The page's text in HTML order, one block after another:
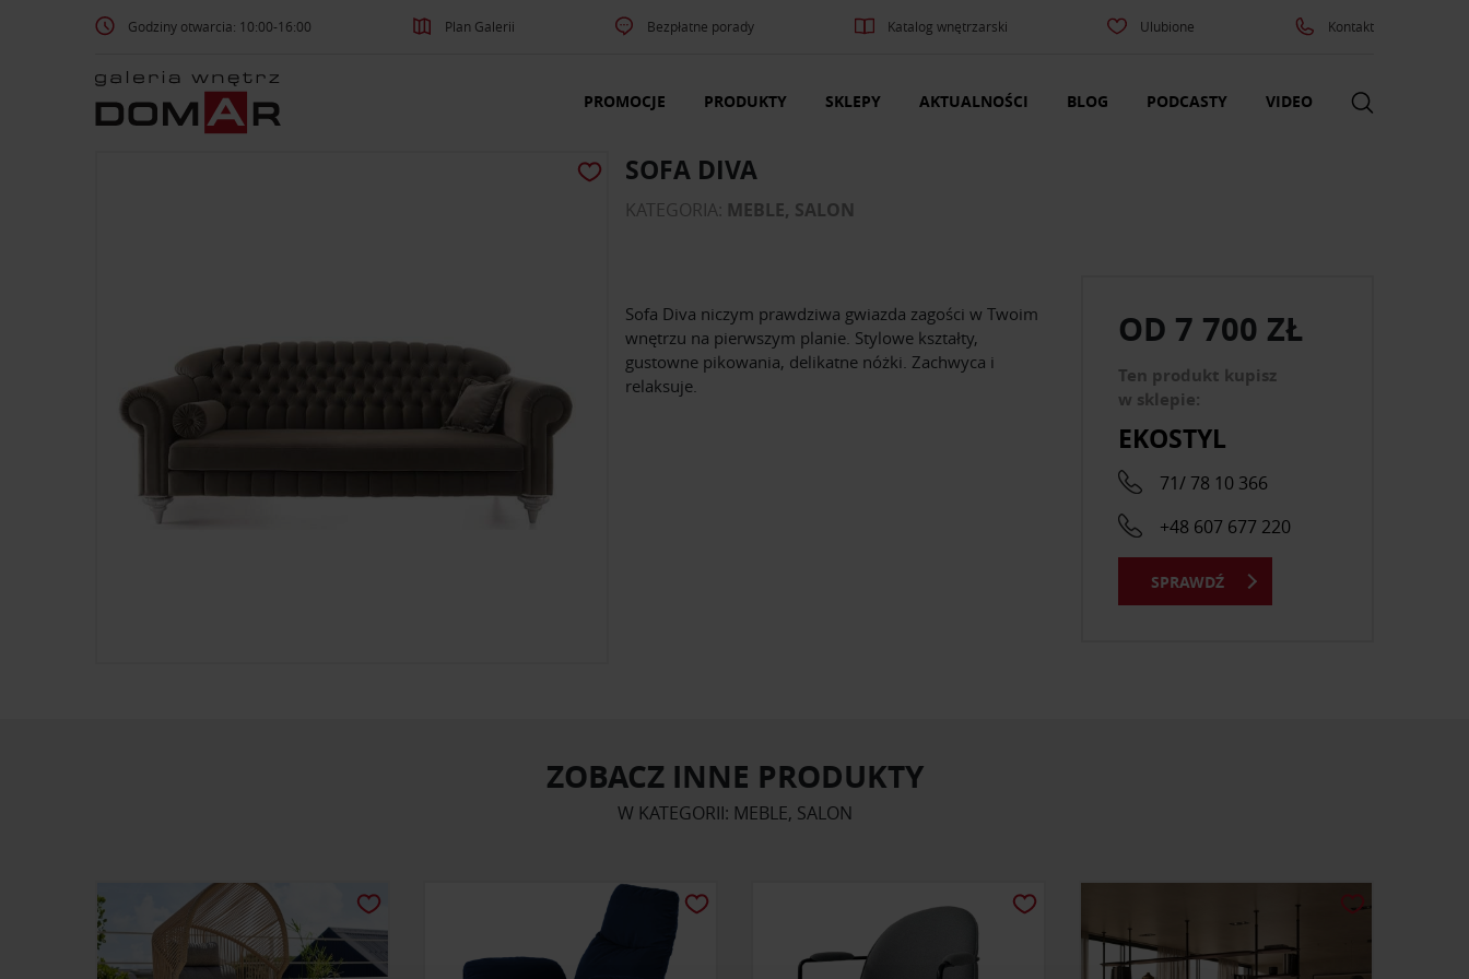
Godziny otwarcia: 10:00-16:00 Plan Galerii Bezpłatne porady Katalog wnętrzarski Ulubione Kontakt
PROMOCJE PRODUKTY SKLEPY AKTUALNOŚCI BLOG PODCASTY VIDEO
SOFA DIVA
KATEGORIA: MEBLE, SALON
Sofa Diva niczym prawdziwa gwiazda zagości w Twoim
wnętrzu na pierwszym planie. Stylowe kształty,
gustowne pikowania, delikatne nóżki. Zachwyca i
relaksuje.
OD 7 700 ZŁ
Ten produkt kupisz
w sklepie:
EKOSTYL
71/ 78 10 366
+48 607 677 220
SPRAWDŹ
ZOBACZ INNE PRODUKTY
W KATEGORII: MEBLE, SALON